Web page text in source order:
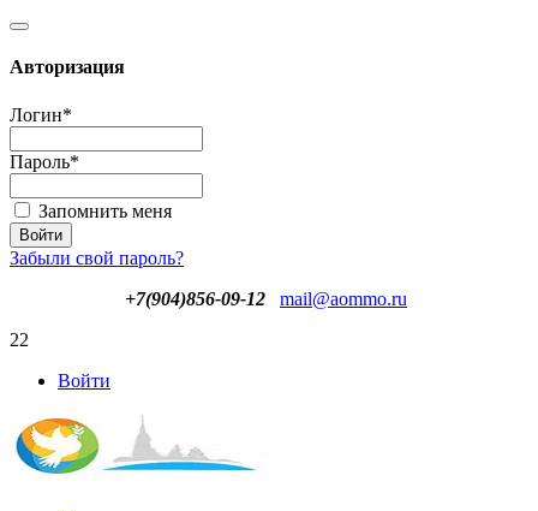
Авторизация
Логин*
Пароль*
Запомнить меня
Забыли свой пароль?
+7(904)856-09-12
mail@aommo.ru
22
Войти